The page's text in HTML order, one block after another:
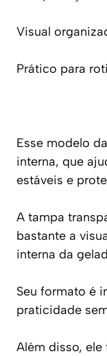
Visual
Prático para
Esse modelo
interna, que
estáveis e
A tampa
bastante a
interna da
Seu formato é
praticidade
Além disso, ele